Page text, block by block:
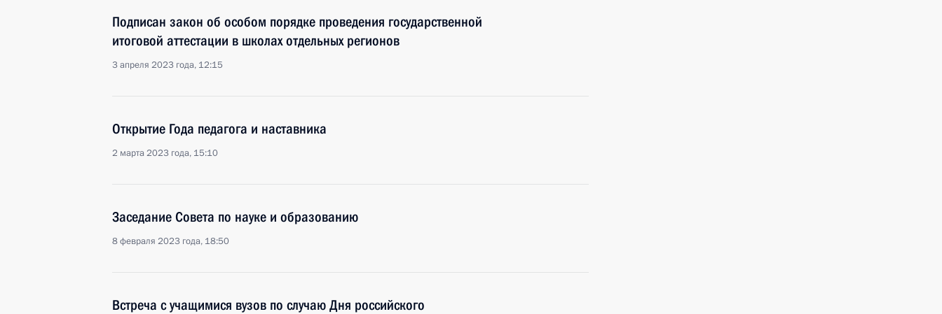
Подписан закон об особом порядке проведения государственной
итоговой аттестации в школах отдельных регионов
3 апреля 2023 года, 12:15
Открытие Года педагога и наставника
2 марта 2023 года, 15:10
Заседание Совета по науке и образованию
8 февраля 2023 года, 18:50
Встреча с учащимися вузов по случаю Дня российского